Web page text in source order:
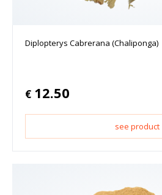
Diplopterys Cabrerana (Chaliponga)
€ 12.50
see product